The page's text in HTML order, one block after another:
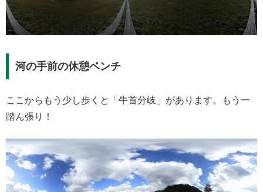
河の手前の休憩ベンチ
ここからもう少し歩くと「牛首分岐」があります。もう一
踏ん張り！